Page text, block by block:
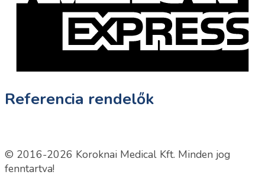
Referencia rendelők
© 2016-2026 Koroknai Medical Kft. Minden jog
fenntartva!